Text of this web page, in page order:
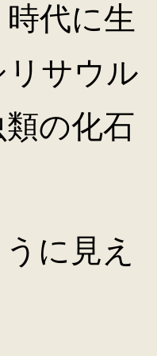
代に生
リサウル
の化石
に見え